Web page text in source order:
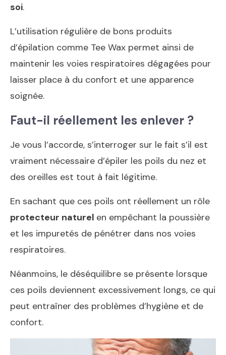
soi.
L’utilisation régulière de bons produits
d’épilation comme Tee Wax permet ainsi de
maintenir les voies respiratoires dégagées pour
laisser place à du confort et une apparence
soignée.
Faut-il réellement les enlever ?
Je vous l’accorde, s’interroger sur le fait s’il est
vraiment nécessaire d’épiler les poils du nez et
des oreilles est tout à fait légitime.
En sachant que ces poils ont réellement un rôle
protecteur naturel en empêchant la poussière
et les impuretés de pénétrer dans nos voies
respiratoires.
Néanmoins, le déséquilibre se présente lorsque
ces poils deviennent excessivement longs, ce qui
peut entraîner des problèmes d’hygiène et de
confort.